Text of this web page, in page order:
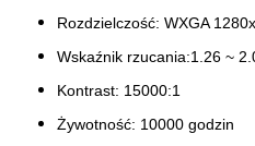
Rozdzielczość: WXGA
Wskaźnik rzucania:1.26 ~
Kontrast: 15000:1
Żywotność: 10000 godzin